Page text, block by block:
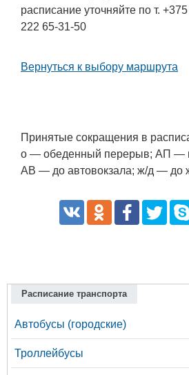
расписание уточняйте по т.
222 65-31-50
Вернуться к выбору маршрута
Принятые сокращения в
о — обеденный перерыв; АП —
АВ — до автовокзала; ж/д — до
Расписание транспорта
Автобусы (городские)
Троллейбусы